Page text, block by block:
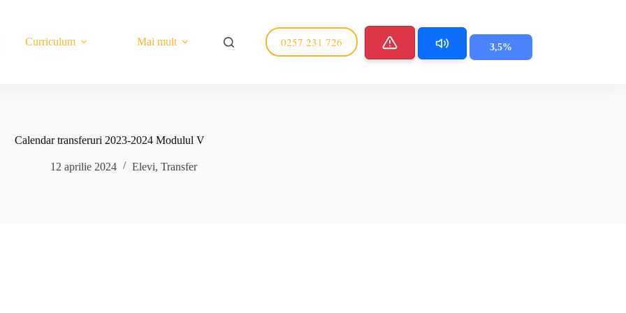
Curriculum Mai mult 0257 231 726 3,5%
Calendar transferuri 2023-2024 Modulul V
12 aprilie 2024 Elevi, Transfer